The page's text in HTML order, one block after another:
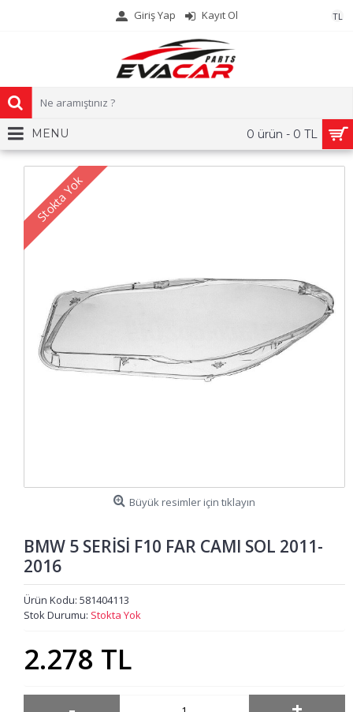
TL
Giriş Yap Kayıt Ol
0 ürün - 0 TL
MENU
Stokta Yok
Büyük resimler için tıklayın
BMW 5 SERİSİ F10 FAR CAMI SOL 2011-
2016
Ürün Kodu: 581404113
Stok Durumu: Stokta Yok
2.278 TL